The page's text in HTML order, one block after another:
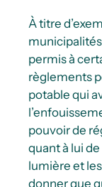
À titre
permis à
règlements
potable qui
pouvoir de
quant à lui
lumière et
donner que